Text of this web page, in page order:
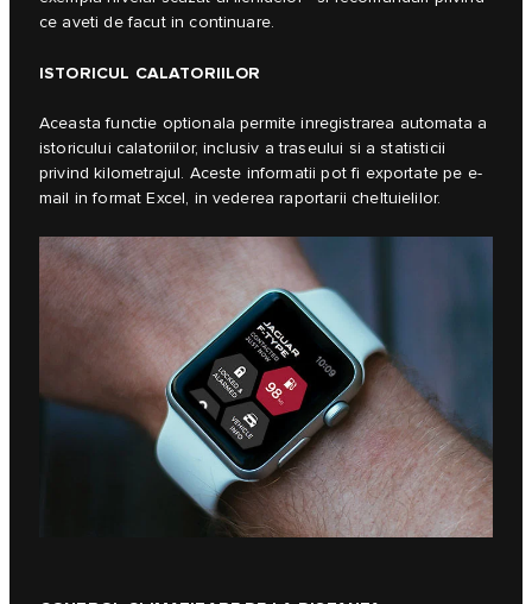
ce aveti de facut in continuare.
ISTORICUL CALATORIILOR
Aceasta functie optionala permite inregistrarea automata a
istoricului calatoriilor, inclusiv a traseului si a statisticii
privind kilometrajul. Aceste informatii pot fi exportate pe e-
mail in format Excel, in vederea raportarii cheltuielilor.